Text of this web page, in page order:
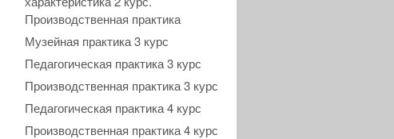
Производственная практика
Музейная практика 3 курс
Педагогическая практика 3 курс
Производственная практика 3 курс
Педагогическая практика 4 курс
Производственная практика 4 курс